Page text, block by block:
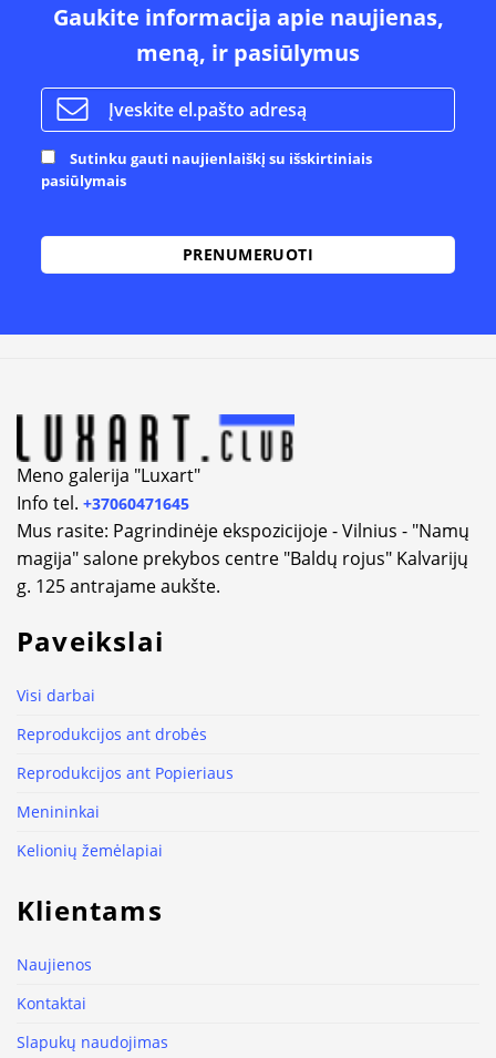
Gaukite informacija apie naujienas,
meną, ir pasiūlymus
Sutinku gauti naujienlaiškį su išskirtiniais
pasiūlymais
Meno galerija "Luxart"
Info tel. +37060471645
Mus rasite: Pagrindinėje ekspozicijoje - Vilnius - "Namų
magija" salone prekybos centre "Baldų rojus" Kalvarijų
g. 125 antrajame aukšte.
Paveikslai
Visi darbai
Reprodukcijos ant drobės
Reprodukcijos ant Popieriaus
Menininkai
Kelionių žemėlapiai
Klientams
Naujienos
Kontaktai
Slapukų naudojimas